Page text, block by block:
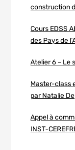
construction
Cours EDSS
des Pays de
Atelier 6 – Le
Master-class
par Natalie
Appel à
INST-